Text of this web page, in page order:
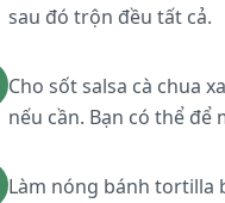
sau đó trộn đều tất cả.
Cho sốt salsa cà chua
nếu cần. Bạn có thể
Làm nóng bánh tortilla